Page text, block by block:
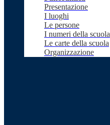
Presentazione
I luoghi
Le persone
I numeri della scuola
Le carte della scuola
Organizzazione